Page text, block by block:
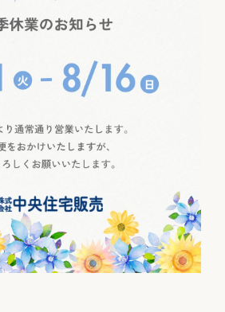
カタログ請求
展示場来場予約
お問い合わせ
販売中の物件